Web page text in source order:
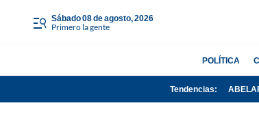
sábado 08 de agosto, 2026
Primero la gente
POLÍTICA
Tendencias: